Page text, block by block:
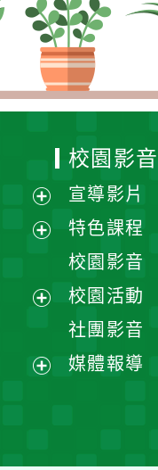
展
單
選
選
校園影音
宣導影片
特色課程
校園影音
校園活動
社團影音
媒體報導